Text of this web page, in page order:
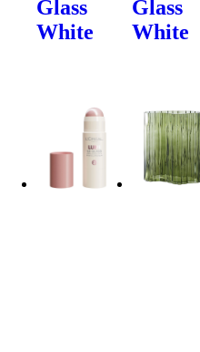
Glass
White
Glass
White